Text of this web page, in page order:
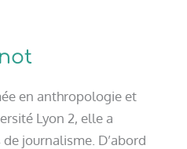
en anthropologie et
Lyon 2, elle a
journalisme. D’abord